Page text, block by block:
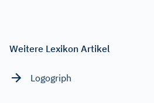
Weitere Lexikon Artikel
Logogriph